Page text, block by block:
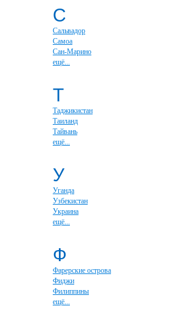
С
Сальвадор
Самоа
Сан-Марино
ещё...
Т
Таджикистан
Таиланд
Тайвань
ещё...
У
Уганда
Узбекистан
Украина
ещё...
Ф
Фарерские острова
Фиджи
Филиппины
ещё...